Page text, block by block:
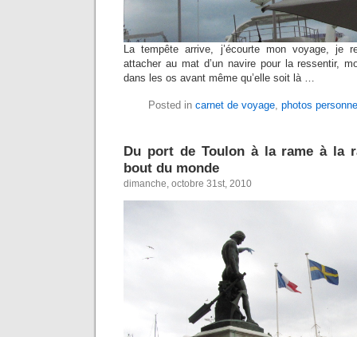
La tempête arrive, j’écourte mon voyage, je
attacher au mat d’un navire pour la ressentir,
dans les os avant même qu’elle soit là …
Posted in carnet de voyage, photos
Du port de Toulon à la rame à la
bout du monde
dimanche, octobre 31st, 2010